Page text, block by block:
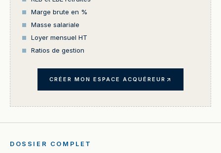
Marge brute en %
Masse salariale
Loyer mensuel HT
Ratios de gestion
CRÉER MON ESPACE ACQUÉREUR
DOSSIER COMPLET